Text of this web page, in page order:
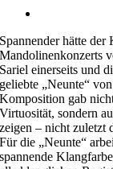
Bild
Spannender hätte
Mandolinenkonzerts
Sariel einerseits und
geliebte „Neunte“
Komposition gab
Virtuosität, sondern
zeigen – nicht zuletzt
Für die „Neunte“
spannende